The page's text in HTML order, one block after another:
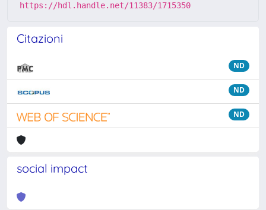
https://hdl.handle.net/11383/1715350
Citazioni
ND
ND
ND
social impact